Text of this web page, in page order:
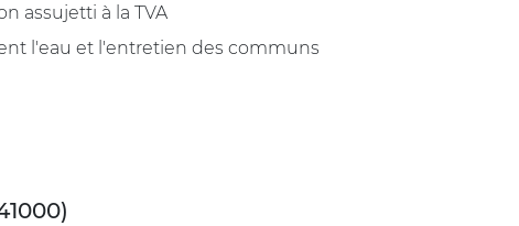
assujetti à la TVA
l'eau et l'entretien des communs